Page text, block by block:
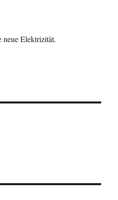
Elektrizität.